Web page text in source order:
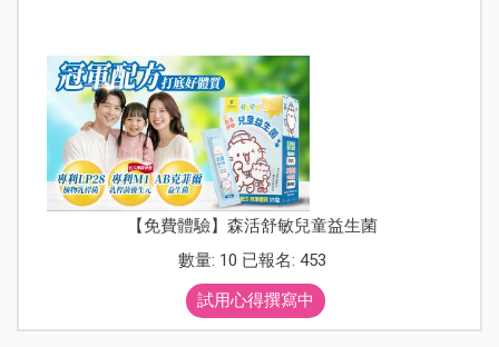
【免費體驗】森活舒敏兒童益生菌
數量: 10 已報名: 453
試用心得撰寫中